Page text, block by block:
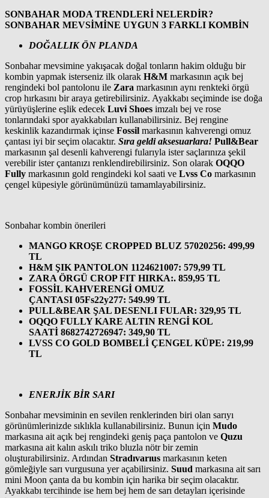
SONBAHAR MODA TRENDLERİ NELERDİR?
SONBAHAR MEVSİMİNE UYGUN 3 FARKLI KOMBİN
DOĞALLIK ÖN PLANDA
Sonbahar mevsimine yakışacak doğal tonların hakim olduğu bir
kombin yapmak isterseniz ilk olarak H&M markasının açık bej
rengindeki bol pantolonu ile Zara markasının aynı renkteki örgü
crop hırkasını bir araya getirebilirsiniz. Ayakkabı seçiminde ise doğa
yürüyüşlerine eşlik edecek Luvi Shoes imzalı bej ve rose
tonlarındaki spor ayakkabıları kullanabilirsiniz. Bej rengine
keskinlik kazandırmak içinse Fossil markasının kahverengi omuz
çantası iyi bir seçim olacaktır. Sıra geldi aksesuarlara! Pull&Bear
markasının şal desenli kahverengi fularıyla ister saçlarınıza şekil
verebilir ister çantanızı renklendirebilirsiniz. Son olarak OQQO
Fully markasının gold rengindeki kol saati ve Lvss Co markasının
çengel küpesiyle görünümünüzü tamamlayabilirsiniz.
Sonbahar kombin önerileri
MANGO KROŞE CROPPED BLUZ 57020256: 499,99
TL
H&M ŞIK PANTOLON 1124621007: 579,99 TL
ZARA ÖRGÜ CROP FIT HIRKA:. 859,95 TL
FOSSİL KAHVERENGİ OMUZ
ÇANTASI 05Fs22y277: 549.99 TL
PULL&BEAR ŞAL DESENLI FULAR: 329,95 TL
OQQO FULLY KARE ALTIN RENGİ KOL
SAATİ 8682742726947: 349,90 TL
LVSS CO GOLD BOMBELİ ÇENGEL KÜPE: 219,99
TL
ENERJİK BİR SARI
Sonbahar mevsiminin en sevilen renklerinden biri olan sarıyı
görünümlerinizde sıklıkla kullanabilirsiniz. Bunun için Mudo
markasına ait açık bej rengindeki geniş paça pantolon ve Quzu
markasına ait kalın askılı triko bluzla nötr bir zemin
oluşturabilirsiniz. Ardından Stradıvarıus markasının keten
gömleğiyle sarı vurgusuna yer açabilirsiniz. Suud markasına ait sarı
mini Moon çanta da bu kombin için harika bir seçim olacaktır.
Ayakkabı tercihinde ise hem bej hem de sarı detayları içerisinde